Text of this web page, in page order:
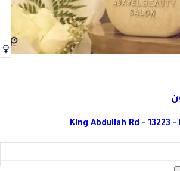
King Abdullah Rd - 13223